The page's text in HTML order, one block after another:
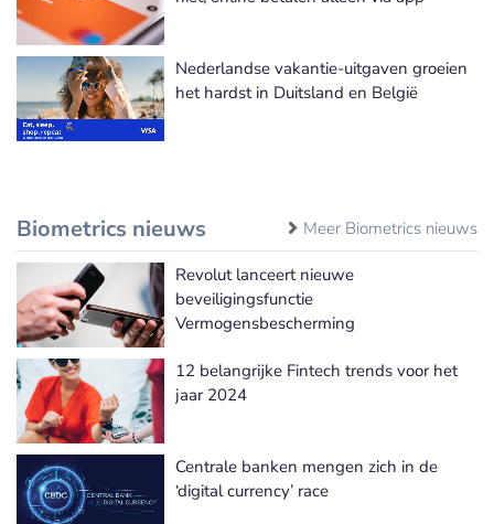
Nederlandse vakantie-uitgaven groeien
het hardst in Duitsland en België
Biometrics nieuws Meer Biometrics nieuws
Revolut lanceert nieuwe
beveiligingsfunctie
Vermogensbescherming
12 belangrijke Fintech trends voor het
jaar 2024
Centrale banken mengen zich in de
‘digital currency’ race